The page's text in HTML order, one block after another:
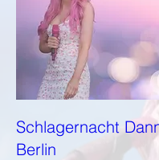
Schlagernacht
Berlin